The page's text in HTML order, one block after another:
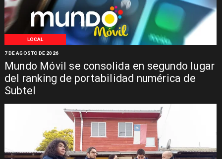
LOCAL
Mundo Móvil se consolida en segundo lugar
del ranking de portabilidad numérica de
Subtel
7 DE AGOSTO DE 2026